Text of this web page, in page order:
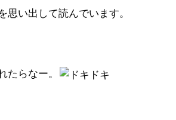
思い出して読んでいます。
たらなー。